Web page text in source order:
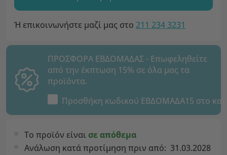
Ή επικοινωνήστε μαζί μας στο 211 234 3231
ΠΡΟΣΦΟΡΑ ΕΒΔΟΜΑΔΑΣ - Επωφεληθείτε
από την έκπτωση 15% σε όλα μας τα
προϊόντα.
Προσθήκη κωδικού ΕΒΔΟΜΑΔΑ15 στο
Το προϊόν είναι σε απόθεμα
Ανάλωση κατά προτίμηση πριν από: 31.03.2028